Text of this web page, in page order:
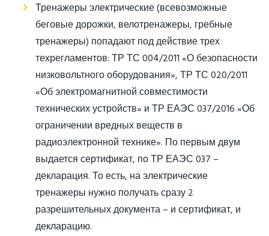
Тренажеры электрические (всевозможные
беговые дорожки, велотренажеры, гребные
тренажеры) попадают под действие трех
техрегламентов: ТР ТС 004/2011 «О безопасности
низковольтного оборудования», ТР ТС 020/2011
«Об электромагнитной совместимости
технических устройств» и ТР ЕАЭС 037/2016 «Об
ограничении вредных веществ в
радиоэлектронной технике». По первым двум
выдается сертификат, по ТР ЕАЭС 037 –
декларация. То есть, на электрические
тренажеры нужно получать сразу 2
разрешительных документа – и сертификат, и
декларацию.